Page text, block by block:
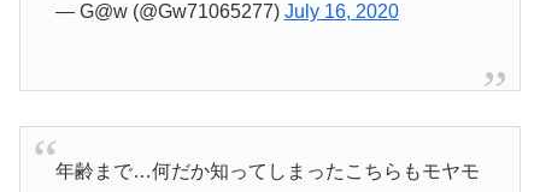
— G@w (@Gw71065277) July 16, 2020
年齢まで…何だか知ってしまったこちらもモヤモ